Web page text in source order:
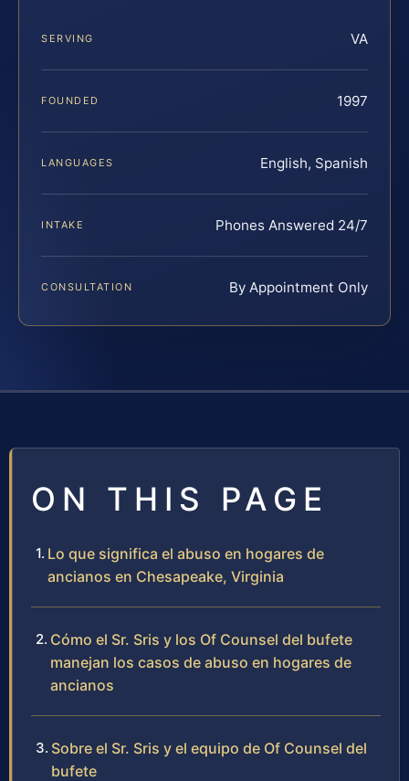
SERVING VA
FOUNDED 1997
LANGUAGES English, Spanish
INTAKE Phones Answered 24/7
CONSULTATION By Appointment Only
ON THIS PAGE
Lo que significa el abuso en hogares de
ancianos en Chesapeake, Virginia
Cómo el Sr. Sris y los Of Counsel del bufete
manejan los casos de abuso en hogares de
ancianos
Sobre el Sr. Sris y el equipo de Of Counsel del
bufete